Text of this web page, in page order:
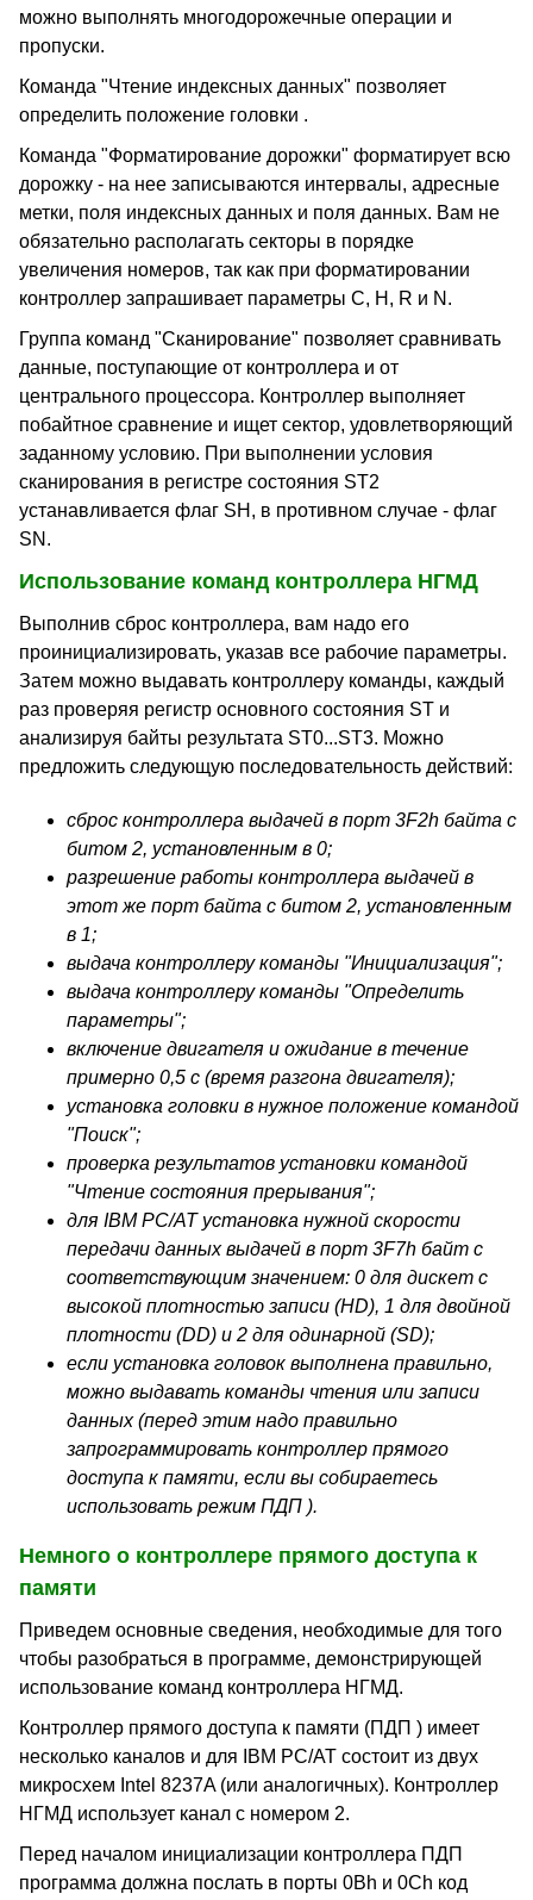
можно выполнять многодорожечные операции и
пропуски.
Команда "Чтение индексных данных" позволяет
определить положение головки .
Команда "Форматирование дорожки" форматирует всю
дорожку - на нее записываются интервалы, адресные
метки, поля индексных данных и поля данных. Вам не
обязательно располагать секторы в порядке
увеличения номеров, так как при форматировании
контроллер запрашивает параметры C, H, R и N.
Группа команд "Сканирование" позволяет сравнивать
данные, поступающие от контроллера и от
центрального процессора. Контроллер выполняет
побайтное сравнение и ищет сектор, удовлетворяющий
заданному условию. При выполнении условия
сканирования в регистре состояния ST2
устанавливается флаг SH, в противном случае - флаг
SN.
Использование команд контроллера НГМД
Выполнив сброс контроллера, вам надо его
проинициализировать, указав все рабочие параметры.
Затем можно выдавать контроллеру команды, каждый
раз проверяя регистр основного состояния ST и
анализируя байты результата ST0...ST3. Можно
предложить следующую последовательность действий:
сброс контроллера выдачей в порт 3F2h байта с
битом 2, установленным в 0;
разрешение работы контроллера выдачей в
этот же порт байта с битом 2, установленным
в 1;
выдача контроллеру команды "Инициализация";
выдача контроллеру команды "Определить
параметры";
включение двигателя и ожидание в течение
примерно 0,5 с (время разгона двигателя);
установка головки в нужное положение командой
"Поиск";
проверка результатов установки командой
"Чтение состояния прерывания";
для IBM PC/AT установка нужной скорости
передачи данных выдачей в порт 3F7h байт с
соответствующим значением: 0 для дискет с
высокой плотностью записи (HD), 1 для двойной
плотности (DD) и 2 для одинарной (SD);
если установка головок выполнена правильно,
можно выдавать команды чтения или записи
данных (перед этим надо правильно
запрограммировать контроллер прямого
доступа к памяти, если вы собираетесь
использовать режим ПДП ).
Немного о контроллере прямого доступа к
памяти
Приведем основные сведения, необходимые для того
чтобы разобраться в программе, демонстрирующей
использование команд контроллера НГМД.
Контроллер прямого доступа к памяти (ПДП ) имеет
несколько каналов и для IBM PC/AT состоит из двух
микросхем Intel 8237A (или аналогичных). Контроллер
НГМД использует канал с номером 2.
Перед началом инициализации контроллера ПДП
программа должна послать в порты 0Bh и 0Ch код